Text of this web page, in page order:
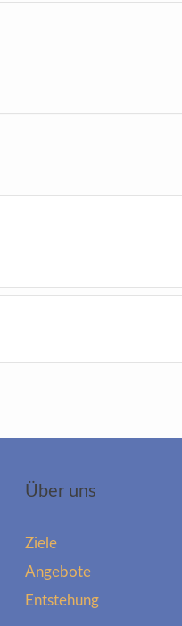
Über uns
Ziele
Angebote
Entstehung